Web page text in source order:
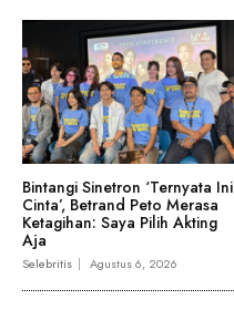
Bintangi Sinetron ‘Ternyata Ini
Cinta’, Betrand Peto Merasa
Ketagihan: Saya Pilih Akting
Aja
Selebritis Agustus 6, 2026